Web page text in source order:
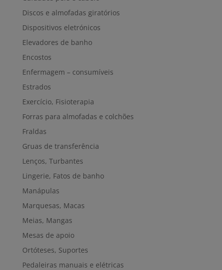
Discos e almofadas giratórios
Dispositivos eletrónicos
Elevadores de banho
Encostos
Enfermagem – consumíveis
Estrados
Exercício, Fisioterapia
Forras para almofadas e colchões
Fraldas
Gruas de transferência
Lenços, Turbantes
Lingerie, Fatos de banho
Manápulas
Marquesas, Macas
Meias, Mangas
Mesas de apoio
Ortóteses, Suportes
Pedaleiras manuais e elétricas